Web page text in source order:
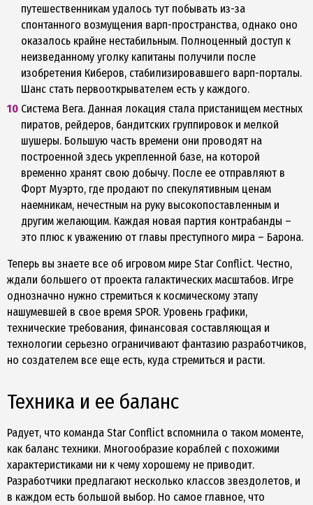
путешественникам удалось тут побывать из-за
спонтанного возмущения варп-пространства, однако оно
оказалось крайне нестабильным. Полноценный доступ к
неизведанному уголку капитаны получили после
изобретения Киберов, стабилизировавшего варп-порталы.
Шанс стать первооткрывателем есть у каждого.
Система Вега. Данная локация стала пристанищем местных
пиратов, рейдеров, бандитских группировок и мелкой
шушеры. Большую часть времени они проводят на
построенной здесь укрепленной базе, на которой
временно хранят свою добычу. После ее отправляют в
Форт Муэрто, где продают по спекулятивным ценам
наемникам, нечестным на руку высокопоставленным и
другим желающим. Каждая новая партия контрабанды –
это плюс к уважению от главы преступного мира – Барона.
Теперь вы знаете все об игровом мире Star Conflict. Честно,
ждали большего от проекта галактических масштабов. Игре
однозначно нужно стремиться к космическому этапу
нашумевшей в свое время SPOR. Уровень графики,
технические требования, финансовая составляющая и
технологии серьезно ограничивают фантазию разработчиков,
но создателем все еще есть, куда стремиться и расти.
Техника и ее баланс
Радует, что команда Star Conflict вспомнила о таком моменте,
как баланс техники. Многообразие кораблей с похожими
характеристиками ни к чему хорошему не приводит.
Разработчики предлагают несколько классов звездолетов, и
в каждом есть большой выбор. Но самое главное, что